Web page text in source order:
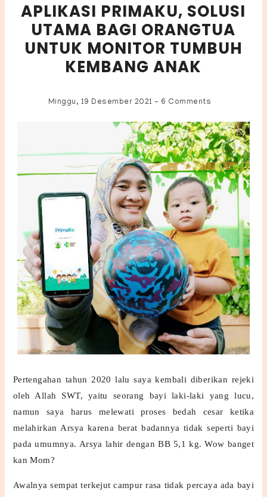
APLIKASI PRIMAKU, SOLUSI
UTAMA BAGI ORANGTUA
UNTUK MONITOR TUMBUH
KEMBANG ANAK
Minggu, 19 Desember 2021- 6 Comments
Pertengahan tahun 2020 lalu saya kembali diberikan rejeki
oleh Allah SWT, yaitu seorang bayi laki-laki yang lucu,
namun saya harus melewati proses bedah cesar ketika
melahirkan Arsya karena berat badannya tidak seperti bayi
pada umumnya. Arsya lahir dengan BB 5,1 kg. Wow banget
kan Mom?
Awalnya sempat terkejut campur rasa tidak percaya ada bayi